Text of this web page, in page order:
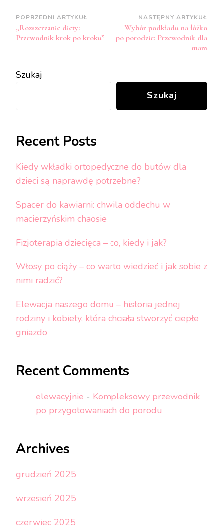
Zobacz
wpisy
POPRZEDNI ARTYKUŁ
„Rozszerzanie diety:
Przewodnik krok po kroku”
NASTĘPNY ARTYKUŁ
Wybór podkładu na łóżko
po porodzie: Przewodnik dla
mam
Szukaj
Szukaj
Recent Posts
Kiedy wkładki ortopedyczne do butów dla
dzieci są naprawdę potrzebne?
Spacer do kawiarni: chwila oddechu w
macierzyńskim chaosie
Fizjoterapia dziecięca – co, kiedy i jak?
Włosy po ciąży – co warto wiedzieć i jak sobie z
nimi radzić?
Elewacja naszego domu – historia jednej
rodziny i kobiety, która chciała stworzyć ciepłe
gniazdo
Recent Comments
elewacyjnie - Kompleksowy przewodnik
po przygotowaniach do porodu
Archives
grudzień 2025
wrzesień 2025
czerwiec 2025